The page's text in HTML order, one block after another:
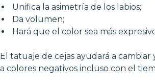
Unifica la asimetría de los labios;
Da volumen;
Hará que el color sea más
El tatuaje de cejas ayudará a
a colores negativos incluso con el